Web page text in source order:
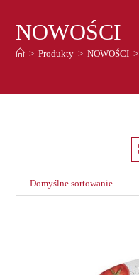
NOWOŚCI
> Produkty > NOWOŚCI >